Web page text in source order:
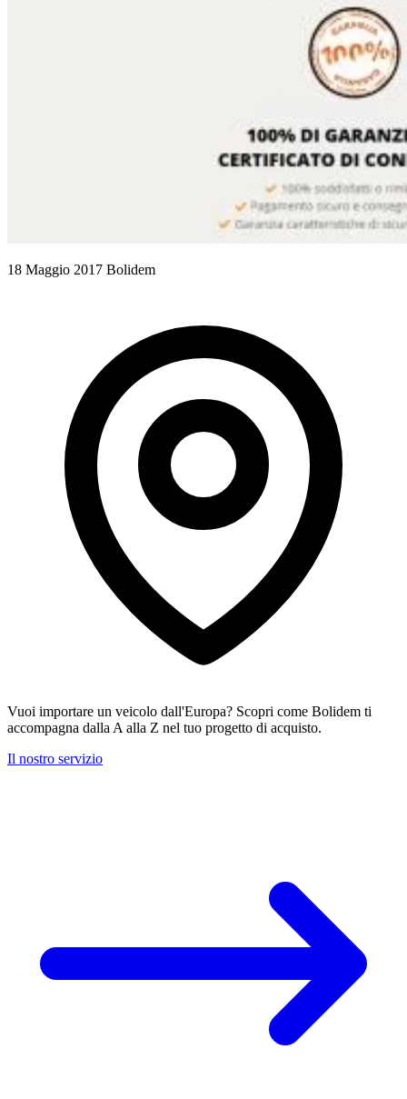
18 Maggio 2017 Bolidem
Vuoi importare un veicolo dall'Europa? Scopri come Bolidem ti
accompagna dalla A alla Z nel tuo progetto di acquisto.
Il nostro servizio